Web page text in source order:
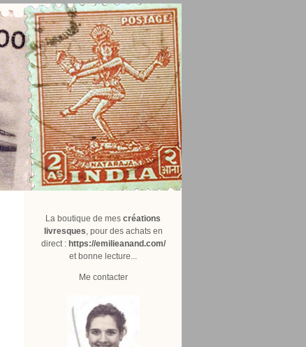
La boutique de mes créations
livresques, pour des achats en
direct : https://emilieanand.com/
et bonne lecture...
Me contacter